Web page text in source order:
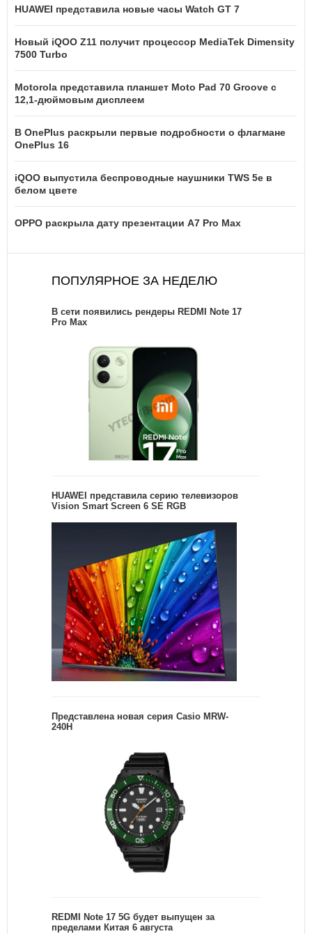
HUAWEI представила новые часы Watch GT 7
Новый iQOO Z11 получит процессор MediaTek Dimensity
7500 Turbo
Motorola представила планшет Moto Pad 70 Groove с
12,1-дюймовым дисплеем
В OnePlus раскрыли первые подробности о флагмане
OnePlus 16
iQOO выпустила беспроводные наушники TWS 5e в
белом цвете
OPPO раскрыла дату презентации A7 Pro Max
ПОПУЛЯРНОЕ ЗА НЕДЕЛЮ
В сети появились рендеры REDMI Note 17
Pro Max
HUAWEI представила серию телевизоров
Vision Smart Screen 6 SE RGB
Представлена новая серия Casio MRW-
240H
REDMI Note 17 5G будет выпущен за
пределами Китая 6 августа